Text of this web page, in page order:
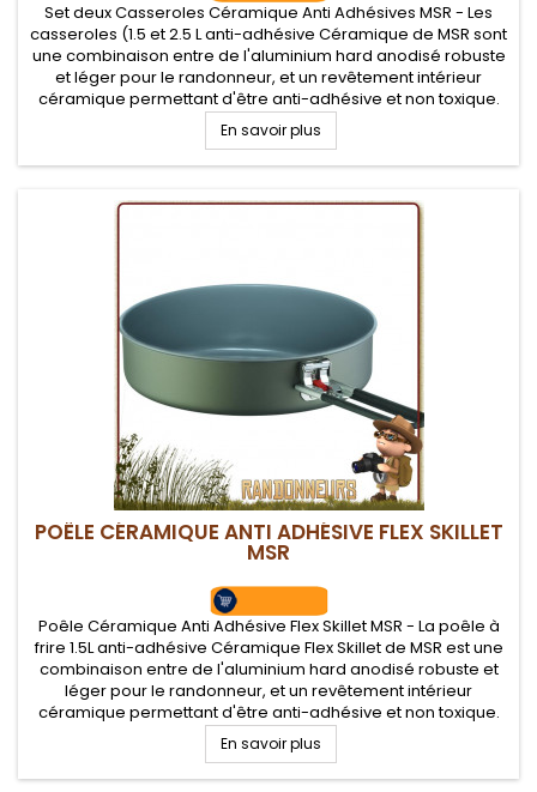
Set deux Casseroles Céramique Anti Adhésives MSR - Les
casseroles (1.5 et 2.5 L anti-adhésive Céramique de MSR sont
une combinaison entre de l'aluminium hard anodisé robuste
et léger pour le randonneur, et un revêtement intérieur
céramique permettant d'être anti-adhésive et non toxique.
Couvercle passoire en aluminium
En savoir plus
POÊLE CÉRAMIQUE ANTI ADHÉSIVE FLEX SKILLET
MSR
Poêle Céramique Anti Adhésive Flex Skillet MSR - La poêle à
frire 1.5L anti-adhésive Céramique Flex Skillet de MSR est une
combinaison entre de l'aluminium hard anodisé robuste et
léger pour le randonneur, et un revêtement intérieur
céramique permettant d'être anti-adhésive et non toxique.
Poignée repliable amovible
En savoir plus